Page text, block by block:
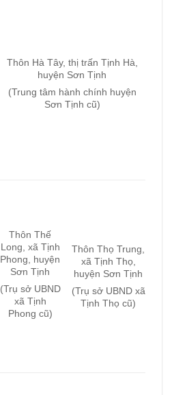
Thôn Hà Tây, thị trấn Tịnh Hà,
huyện Sơn Tịnh
(Trung tâm hành chính huyện
Sơn Tịnh cũ)
Thôn Thế
Long, xã Tịnh
Phong, huyện
Sơn Tịnh
(Trụ sở UBND
xã Tịnh
Phong cũ)
Thôn Thọ Trung,
xã Tịnh Thọ,
huyện Sơn Tịnh
(Trụ sở UBND xã
Tịnh Thọ cũ)